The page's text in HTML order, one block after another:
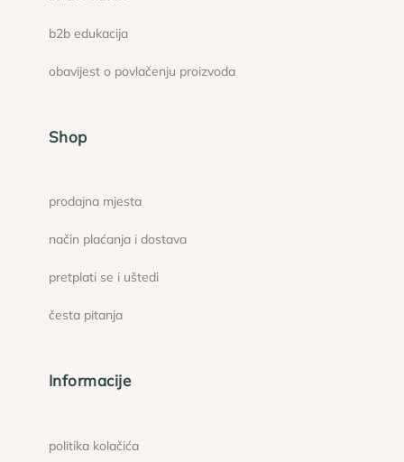
b2b edukacija
obavijest o povlačenju proizvoda
Shop
prodajna mjesta
način plaćanja i dostava
pretplati se i uštedi
česta pitanja
Informacije
politika kolačića